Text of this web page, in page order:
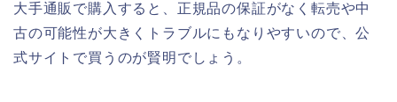
大手通販で購入すると、正規品の保証がなく転売や中
古の可能性が大きくトラブルにもなりやすいので、公
式サイトで買うのが賢明でしょう。